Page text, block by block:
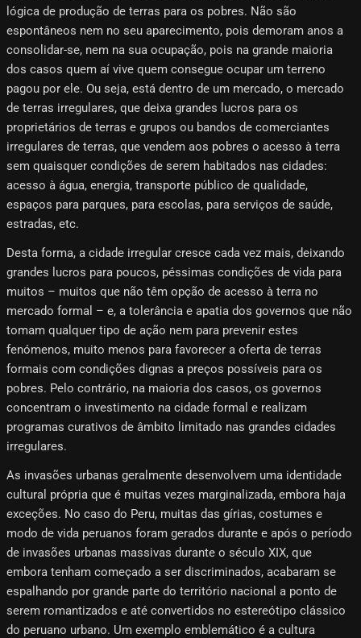
lógica de produção de terras para os pobres. Não são
espontâneos nem no seu aparecimento, pois demoram anos a
consolidar-se, nem na sua ocupação, pois na grande maioria
dos casos quem aí vive quem consegue ocupar um terreno
pagou por ele. Ou seja, está dentro de um mercado, o mercado
de terras irregulares, que deixa grandes lucros para os
proprietários de terras e grupos ou bandos de comerciantes
irregulares de terras, que vendem aos pobres o acesso à terra
sem quaisquer condições de serem habitados nas cidades:
acesso à água, energia, transporte público de qualidade,
espaços para parques, para escolas, para serviços de saúde,
estradas, etc.
Desta forma, a cidade irregular cresce cada vez mais, deixando
grandes lucros para poucos, péssimas condições de vida para
muitos – muitos que não têm opção de acesso à terra no
mercado formal – e, a tolerância e apatia dos governos que não
tomam qualquer tipo de ação nem para prevenir estes
fenómenos, muito menos para favorecer a oferta de terras
formais com condições dignas a preços possíveis para os
pobres. Pelo contrário, na maioria dos casos, os governos
concentram o investimento na cidade formal e realizam
programas curativos de âmbito limitado nas grandes cidades
irregulares.
As invasões urbanas geralmente desenvolvem uma identidade
cultural própria que é muitas vezes marginalizada, embora haja
exceções. No caso do Peru, muitas das gírias, costumes e
modo de vida peruanos foram gerados durante e após o período
de invasões urbanas massivas durante o século XIX, que
embora tenham começado a ser discriminados, acabaram se
espalhando por grande parte do território nacional a ponto de
serem romantizados e até convertidos no estereótipo clássico
do peruano urbano. Um exemplo emblemático é a cultura